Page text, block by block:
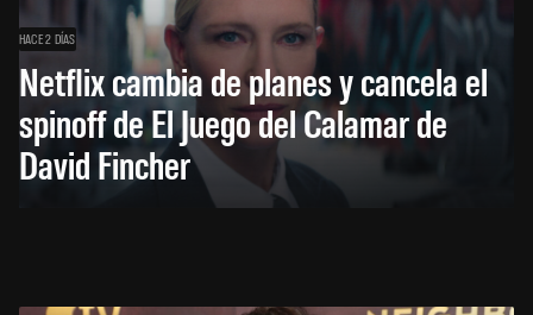
HACE 2 DÍAS
Netflix cambia de planes y cancela el
spinoff de El Juego del Calamar de
David Fincher